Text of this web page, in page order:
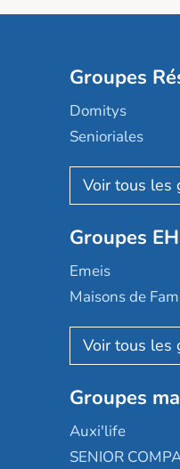
Groupes
Domitys
Senioriales
Nohée
Les Résidentiels
Mobicap
Domusvi
Happy Senior
Aquarelia
Nexity edenea
Les jardins
Occitalia
Appartseniors
Groupes
Emeis
Maisons de
Korian
Emera
Groupe SOS
Le Noble Âge
Almage
Groupes
Auxi'life
SENIOR